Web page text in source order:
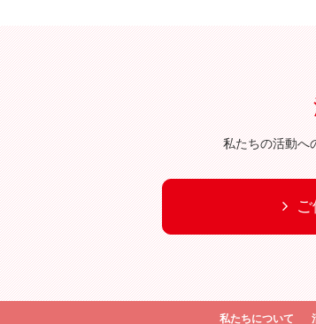
私たちの活動へ
私たちについて